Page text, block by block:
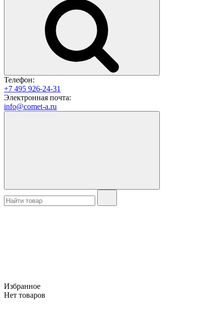
Телефон:
+7 495 926-24-31
Электронная почта:
info@comet-a.ru
Избранное
Нет товаров